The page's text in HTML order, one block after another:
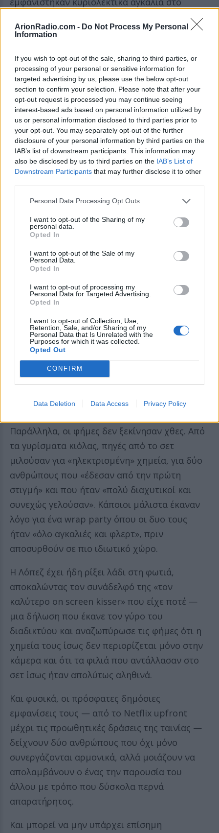
ArionRadio.com - Do Not Process My Personal
Information
If you wish to opt-out of the sale, sharing to third parties, or
processing of your personal or sensitive information for
targeted advertising by us, please use the below opt-out
section to confirm your selection. Please note that after your
opt-out request is processed you may continue seeing
interest-based ads based on personal information utilized by
us or personal information disclosed to third parties prior to
your opt-out. You may separately opt-out of the further
disclosure of your personal information by third parties on the
IAB’s list of downstream participants. This information may
also be disclosed by us to third parties on the IAB’s List of
Downstream Participants that may further disclose it to other
Personal Data Processing Opt Outs
I want to opt-out of the Sharing of my
personal data.
Opted In
I want to opt-out of the Sale of my
Personal Data.
Opted In
I want to opt-out of processing my
Personal Data for Targeted Advertising.
Opted In
I want to opt-out of Collection, Use,
Retention, Sale, and/or Sharing of my
Personal Data that Is Unrelated with the
Purposes for which it was collected.
Opted Out
CONFIRM
Data Deletion Data Access Privacy Policy
κόκκινο χαλί, με τη Λόπεζ να λάμπει σε ροζ
midi φόρεμα και τον Γκόλντστιν να επιλέγει
παραδέχτηκε στο People ότι η χημεία τους
«υπήρχε από την αρχή» και «μεγάλωσε όσο
δούλευαν μαζί» για το Office Romance, το νέο
Netflix rom com που κυκλοφορεί στις 5
Ιουνίου.
Αυτό που κάνει την ιστορία ακόμα πιο
ενδιαφέρουσα είναι ότι η Λόπεζ είχε ήδη
δηλώσει πως ήταν «τεράστια θαυμάστρια» του
Γκόλντστιν από την εποχή του Ted Lasso, ενώ
ο ίδιος αποκάλυψε ότι την είχε στο μυαλό του
όταν έγραφε τον ρόλο της Jackie Cruz — μια
CEO που ερωτεύεται τον νέο της υπάλληλο.
Δείτε αυτή τη δημοσίευση στο Instagram.
Παράλληλα, οι φήμες δεν ξεκίνησαν χθες. Από
τα γυρίσματα κιόλας, πηγές από το σετ
μιλούσαν για «ηλεκτρισμένη» χημεία, για δύο
ανθρώπους που «έδεσαν από την πρώτη
στιγμή» και που ήταν «πολύ διαχυτικοί και
συνεχώς γελούσαν». Κάποιοι μάλιστα έκαναν
λόγο για ένα wrap party όπου οι δυο τους
ήταν «όλο αγκαλιές και φλερτ», πριν
αποσυρθούν σε πιο ιδιωτικό χώρο.
Η Λόπεζ έχει ήδη ρίξει λάδι στη φωτιά,
αποκαλώντας τον συνάδελφό της «τον
καλύτερο on screen kisser» που είχε ποτέ —
μια δήλωση που έκανε τον γύρο του
διαδικτύου και αναζωπύρωσε τις φήμες ότι η
χημεία τους ίσως δεν περιορίζεται μόνο στην
κάμερα και ότι τα φιλιά που αντάλλασαν στο
σετ ίσως ήταν απολύτως αληθινά.
Και φυσικά, οι πρόσφατες δημόσιες
εμφανίσεις τους — από το Netflix upfront
μέχρι τις προωθητικές δράσεις της ταινίας —
δείχνουν δύο ανθρώπους που όχι μόνο
συνεργάζονται αρμονικά, αλλά μοιάζουν να
απολαμβάνουν ο ένας την παρουσία του
άλλου με τρόπο που δύσκολα περνά
απαρατήρητος.
Και μπορεί να μην υπάρχει επίσημη